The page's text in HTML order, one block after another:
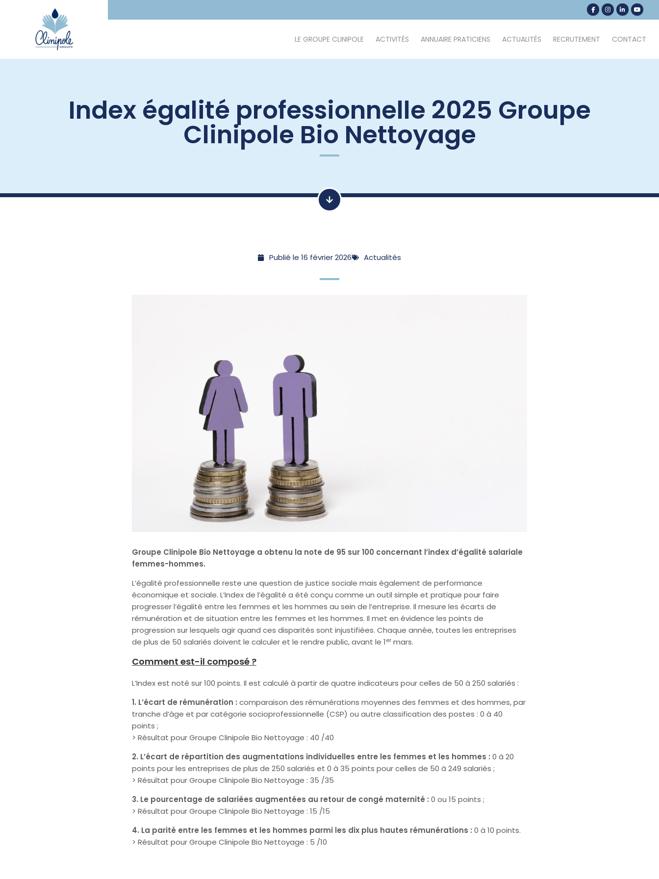
LE GROUPE CLINIPOLE ACTIVITÉS ANNUAIRE PRATICIENS ACTUALITÉS RECRUTEMENT CONTACT
Index égalité professionnelle 2025 Groupe
Clinipole Bio Nettoyage
Publié le 16 février 2026 Actualités
Groupe Clinipole Bio Nettoyage a obtenu la note de 95 sur 100 concernant l’index d’égalité salariale
femmes-hommes.
L’égalité professionnelle reste une question de justice sociale mais également de performance
économique et sociale. L’Index de l’égalité a été conçu comme un outil simple et pratique pour faire
progresser l’égalité entre les femmes et les hommes au sein de l’entreprise. Il mesure les écarts de
rémunération et de situation entre les femmes et les hommes. Il met en évidence les points de
progression sur lesquels agir quand ces disparités sont injustifiées. Chaque année, toutes les entreprises
de plus de 50 salariés doivent le calculer et le rendre public, avant le 1ermars.
Comment est-il composé ?
L’Index est noté sur 100 points. Il est calculé à partir de quatre indicateurs pour celles de 50 à 250 salariés :
1. L’écart de rémunération : comparaison des rémunérations moyennes des femmes et des hommes, par
tranche d’âge et par catégorie socioprofessionnelle (CSP) ou autre classification des postes : 0 à 40
points ;
> Résultat pour Groupe Clinipole Bio Nettoyage : 40 /40
2. L’écart de répartition des augmentations individuelles entre les femmes et les hommes : 0 à 20
points pour les entreprises de plus de 250 salariés et 0 à 35 points pour celles de 50 à 249 salariés ;
> Résultat pour Groupe Clinipole Bio Nettoyage : 35 /35
3. Le pourcentage de salariées augmentées au retour de congé maternité : 0 ou 15 points ;
> Résultat pour Groupe Clinipole Bio Nettoyage : 15 /15
4. La parité entre les femmes et les hommes parmi les dix plus hautes rémunérations : 0 à 10 points.
> Résultat pour Groupe Clinipole Bio Nettoyage : 5 /10